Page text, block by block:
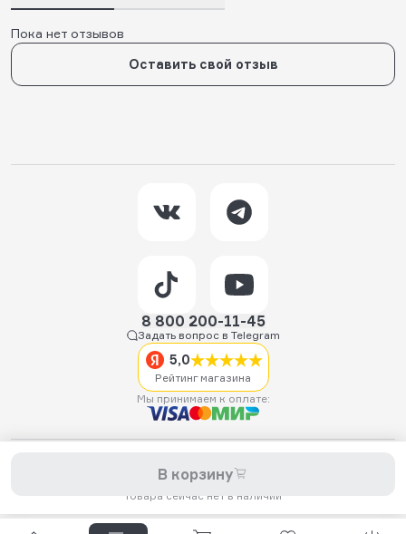
В корзину
Товара сейчас нет в наличии
Пока нет отзывов
Оставить свой отзыв
8 800 200-11-45
Задать вопрос в Telegram
5,0
Рейтинг магазина
Мы принимаем к оплате:
самокатов, запчастей для самокатов, аксессуаров, экипировки,
одежды и обуви.